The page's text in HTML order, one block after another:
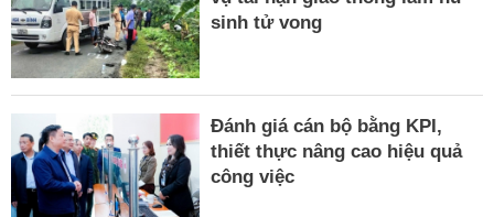
sinh tử vong
Đánh giá cán bộ bằng KPI,
thiết thực nâng cao hiệu quả
công việc